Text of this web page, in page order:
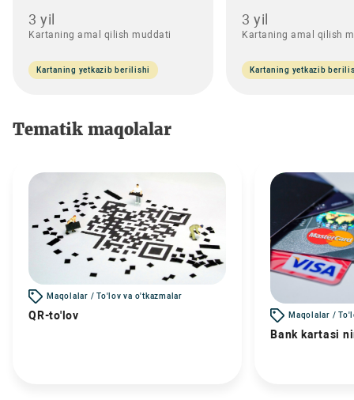
3 yil
Kartaning amal qilish muddati
Kartaning yetkazib berilishi
3 yil
Kartaning amal qilish
Kartaning yetkazib
Tematik maqolalar
Maqolalar / To'lov va o'tkazmalar
QR-to'lov Maqolalar /
Bank kartasi